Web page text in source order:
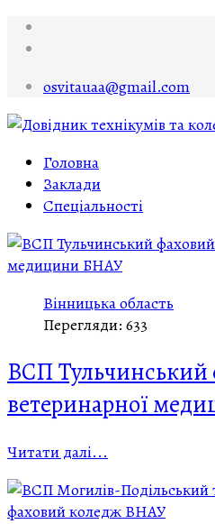
osvitauaa@gmail.com
Головна
Заклади
Спеціальності
Вінницька область
Перегляди: 633
ВСП Тульчинський
ветеринарної
Читати далі...